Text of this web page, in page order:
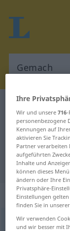
Deutsch-
Deutsch-
"Gemach"
Gemachn <-(e)s;
Ihre
Wir und unsere716-
personenbezogene
Kennungen auf
aktivieren Sie
Partner verarbeiten
aufgeführten
Inhalte und
können dieses
ändern oder Ihre
Privatsphäre-
Einstellungen
finden Sie in
Wir verwenden
und wir besser mit